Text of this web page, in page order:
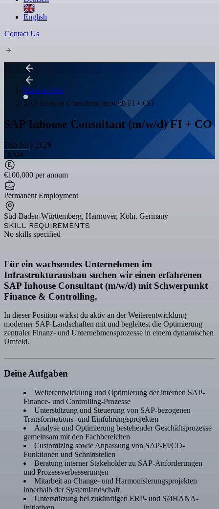
English
Contact Us
Back to Jobs
SAP Inhouse Consultant (m/w/d) FI + CO
SAP Inhouse Consultant (m/w/d) FI + CO
28th May 2026
11304
€100,000 per annum
Permanent Employment
Süd-Baden-Württemberg, Hannover, Köln, Germany
SKILL REQUIREMENTS
No skills specified
Für ein wachsendes Unternehmen im
Infrastrukturausbau suchen wir einen erfahrenen
SAP Inhouse Consultant (m/w/d) mit Schwerpunkt
Finance & Controlling.
In dieser Position wirkst du aktiv an der Weiterentwicklung
moderner SAP-Landschaften mit und begleitest die Optimierung
zentraler Finanz- und Unternehmensprozesse in einem dynamischen
Umfeld.
Deine Aufgaben
Weiterentwicklung und Optimierung der internen SAP-
Finance- und Controlling-Prozesse
Unterstützung und Steuerung von SAP-bezogenen
Transformations- und Einführungsprojekten
Analyse und Optimierung bestehender Geschäftsprozesse
gemeinsam mit den Fachbereichen
Customizing sowie Anpassung von SAP-FI/CO-
Funktionen und Schnittstellen
Beratung interner Stakeholder zu SAP-Anforderungen
und Prozessverbesserungen
Mitarbeit an Change- und Harmonisierungsprojekten
innerhalb der Systemlandschaft
Unterstützung bei zukünftigen ERP- und S/4HANA-
Initiativen